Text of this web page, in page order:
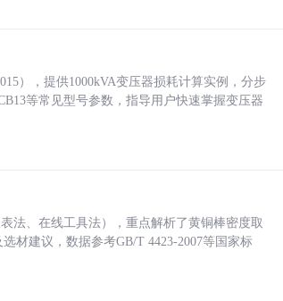
），提供1000kVA变压器损耗计算实例，分步
等常见型号参数，指导用户快速掌握变压器
法、在线工具法），重点解析了黄铜棒密度取
材建议，数据参考GB/T 4423-2007等国家标